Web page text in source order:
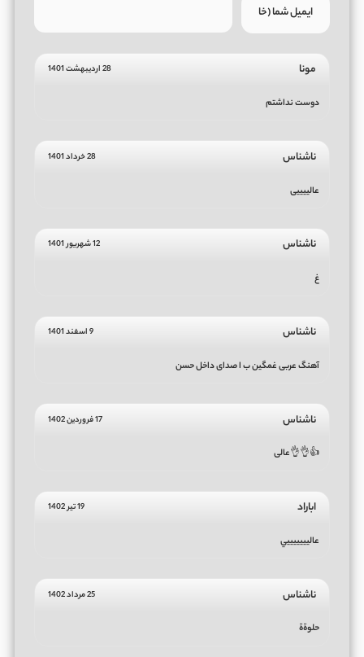
مونا 28 اردیبهشت 1401
دوست نداشتم
ناشناس 28 خرداد 1401
عالییییی
ناشناس 12 شهریور 1401
غ
ناشناس 9 اسفند 1401
آهنگ عربی غمگین ب ا صدای داخل حسن
ناشناس 17 فروردین 1402
👍👌👌عالی
اباراد 19 تیر 1402
عاليييييييي
ناشناس 25 مرداد 1402
حلوةة